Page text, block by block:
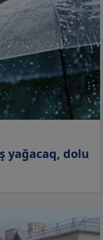
yağacaq, dolu